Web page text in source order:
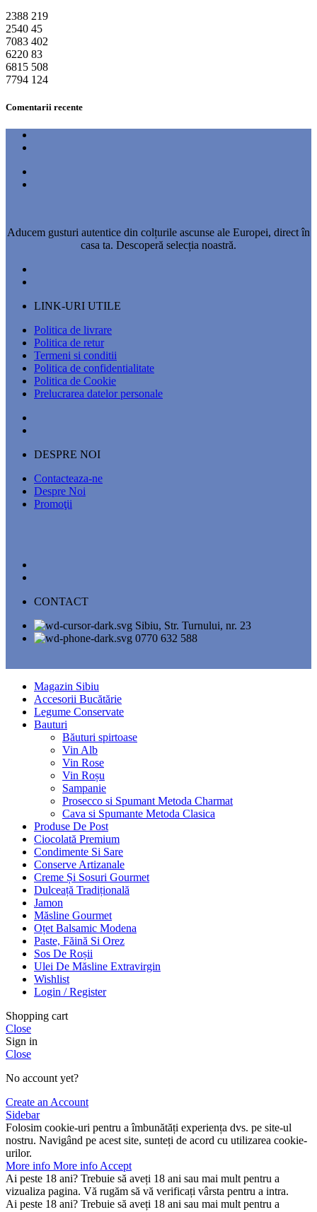
2388 219
2540 45
7083 402
6220 83
6815 508
7794 124
Comentarii recente
Aducem gusturi autentice din colțurile ascunse ale Europei, direct în
casa ta. Descoperă selecția noastră.
LINK-URI UTILE
Politica de livrare
Politica de retur
Termeni si conditii
Politica de confidentialitate
Politica de Cookie
Prelucrarea datelor personale
DESPRE NOI
Contacteaza-ne
Despre Noi
Promoţii
CONTACT
Sibiu, Str. Turnului, nr. 23
0770 632 588
Magazin Sibiu
Accesorii Bucătărie
Legume Conservate
Bauturi
Băuturi spirtoase
Vin Alb
Vin Rose
Vin Roșu
Sampanie
Prosecco si Spumant Metoda Charmat
Cava si Spumante Metoda Clasica
Produse De Post
Ciocolată Premium
Condimente Si Sare
Conserve Artizanale
Creme Și Sosuri Gourmet
Dulceață Tradițională
Jamon
Măsline Gourmet
Oțet Balsamic Modena
Paste, Făină Si Orez
Sos De Roșii
Ulei De Măsline Extravirgin
Wishlist
Login / Register
Shopping cart
Close
Sign in
Close
No account yet?
Create an Account
Sidebar
Folosim cookie-uri pentru a îmbunătăți experiența dvs. pe site-ul
nostru. Navigând pe acest site, sunteți de acord cu utilizarea cookie-
urilor.
More info More info Accept
Ai peste 18 ani? Trebuie să aveți 18 ani sau mai mult pentru a
vizualiza pagina. Vă rugăm să vă verificați vârsta pentru a intra.
Ai peste 18 ani? Trebuie să aveți 18 ani sau mai mult pentru a